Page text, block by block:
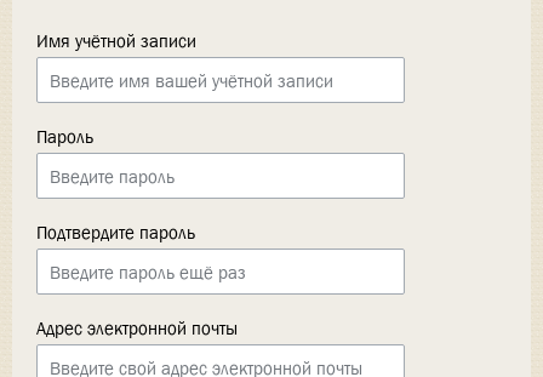
Имя учётной записи
Пароль
Подтвердите пароль
Адрес электронной почты